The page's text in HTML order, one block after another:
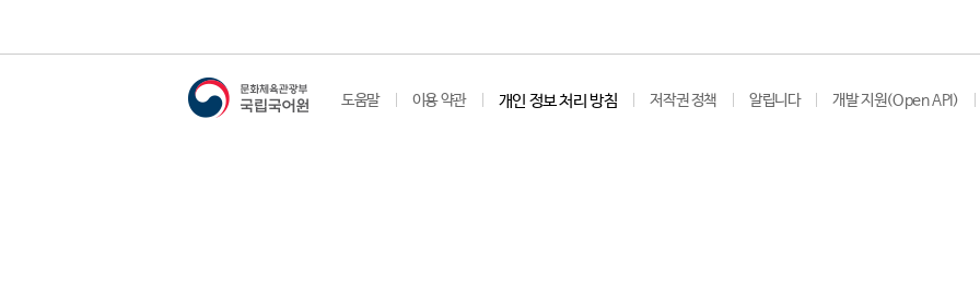
도움말 이용 약관 개인 정보 처리 방침 저작권 정책 알립니다 개발 지원(Open API)